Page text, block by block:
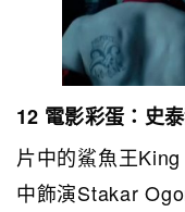
12 電影彩蛋：史
片中的鯊魚王
中飾演Stakar